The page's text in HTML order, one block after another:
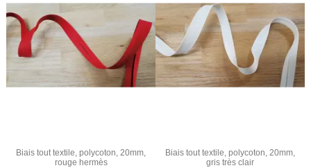
Biais tout textile, polycoton, 20mm,
rouge hermès
Biais tout textile, polycoton, 20mm,
gris très clair